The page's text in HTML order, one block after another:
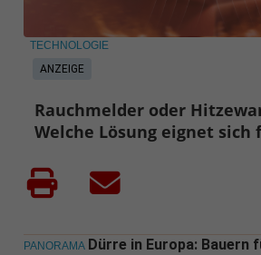
ANZEIGE
TECHNOLOGIE
Rauchmelder oder
Welche Lösung eignet sich
PANORAMA Dürre in Europa: Bauern